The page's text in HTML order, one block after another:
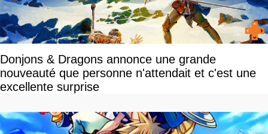
Donjons & Dragons annonce une grande
nouveauté que personne n'attendait et c'est une
excellente surprise